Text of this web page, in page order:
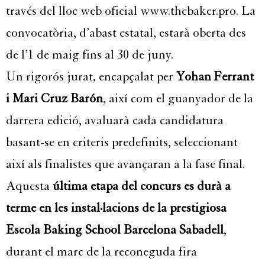
través del lloc web oficial www.thebaker.pro. La
convocatòria, d’abast estatal, estarà oberta des
de l’1 de maig fins al 30 de juny.
Un rigorós jurat, encapçalat per Yohan Ferrant
i Mari Cruz Barón, així com el guanyador de la
darrera edició, avaluarà cada candidatura
basant-se en criteris predefinits, seleccionant
així als finalistes que avançaran a la fase final.
Aquesta última etapa del concurs es durà a
terme en les instal·lacions de la prestigiosa
Escola Baking School Barcelona Sabadell,
durant el marc de la reconeguda fira